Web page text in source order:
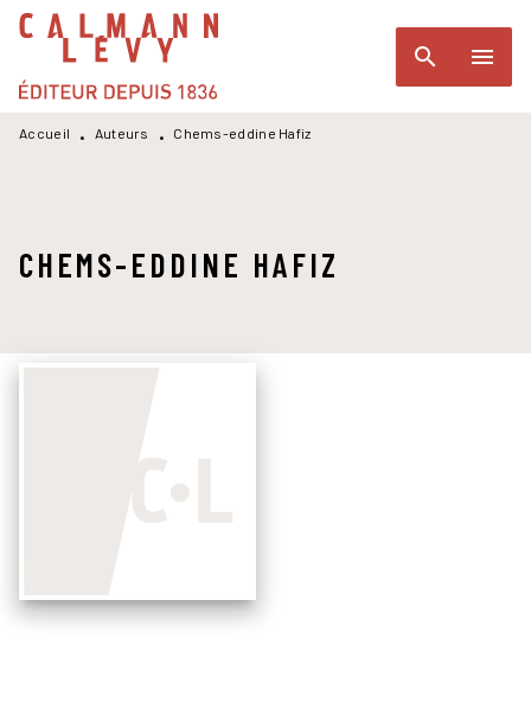
MENU RECHERCHE
PIED DE PAGE
search menu
Accueil • Auteurs • Chems-eddine Hafiz
CHEMS-EDDINE HAFIZ